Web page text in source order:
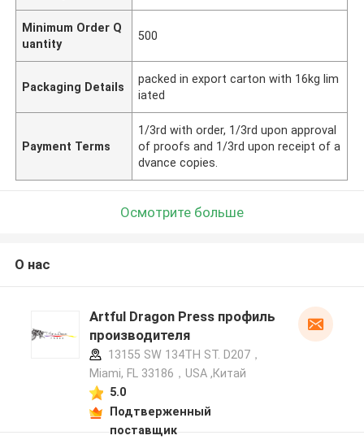
Minimum Order Q
uantity
500
Packaging Details
packed in export carton with 16kg lim
iated
Payment Terms
1/3rd with order, 1/3rd upon approval
of proofs and 1/3rd upon receipt of a
dvance copies.
Осмотрите больше
О нас
Artful Dragon Press профиль
производителя
13155 SW 134TH ST. D207，
Miami, FL 33186，USA ,Китай
5.0
Подтверженный
поставщик